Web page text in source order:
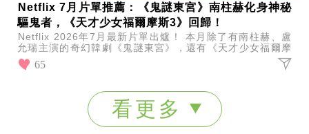
Netflix 7月片單推薦：《鬼謎東宮》南柱赫化身神秘
驅鬼者，《天才少女福爾摩斯3》回歸！
Netflix 2026年7月最新片單出爐！ 本月除了有南柱赫、盧
允瑞主演的奇幻韓劇《鬼謎東宮》，還有《天才少女福爾摩
斯3》等多部強檔電影、影集與綜藝陸續上架！
65
看更多